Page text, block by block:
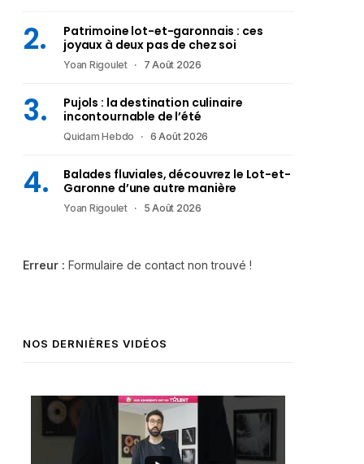
Patrimoine lot-et-garonnais : ces
joyaux à deux pas de chez soi
Yoan Rigoulet 7 Août 2026
Pujols : la destination culinaire
incontournable de l’été
Quidam Hebdo 6 Août 2026
Balades fluviales, découvrez le Lot-et-
Garonne d’une autre manière
Yoan Rigoulet 5 Août 2026
Erreur : Formulaire de contact non trouvé !
NOS DERNIÈRES VIDÉOS